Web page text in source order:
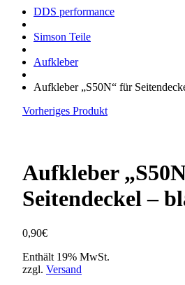
DDS performance
Simson Teile
Aufkleber
Aufkleber „S50N“ für
Vorheriges Produkt
Aufkleber
Seitendeckel –
0,90€
Enthält 19% MwSt.
zzgl. Versand